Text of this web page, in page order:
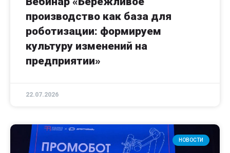
производство как база для
роботизации: формируем
культуру изменений на
предприятии»
22.07.2026
НОВОСТИ